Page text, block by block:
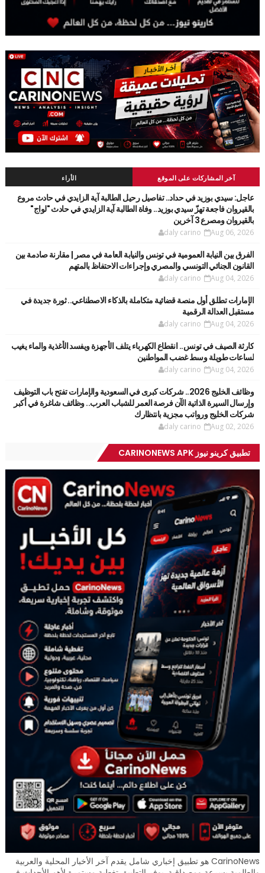
آخر المشاركات على الموقع الأراء
عاجل: سيدي بوزيد في حداد.. تفاصيل رحيل الطالبة آية الزايدي في حادث مروع
بالقيروان فاجعة تهزّ سيدي بوزيد.. وفاة الطالبة آية الزايدي في حادث "لواج"
بالقيروان ومصرع 3 آخرين
daly carino Aug 06, 2026
الفرق بين النيابة العمومية في تونس والنيابة العامة في مصر | مقارنة صادمة بين
القانون الجنائي التونسي والمصري وإجراءات الاحتفاظ بالمتهم
daly carino Aug 04, 2026
الإمارات تطلق أول منصة قضائية متكاملة بالذكاء الاصطناعي.. ثورة جديدة في
مستقبل العدالة الرقمية
daly carino Aug 04, 2026
كارثة الصيف في تونس.. انقطاع الكهرباء يتلف الأجهزة ويفسد الأغذية والماء يغيب
لساعات طويلة وسط غضب المواطنين
daly carino Aug 04, 2026
وظائف الخليج 2026.. شركات كبرى في السعودية والإمارات تفتح باب التوظيف
وإرسال السيرة الذاتية الآن فرصة العمر للشباب العرب.. وظائف شاغرة في أكبر
شركات الخليج ورواتب مجزية بانتظارك
daly carino Aug 02, 2026
تطبيق كرينو نيوز CARINONEWS APK
CarinoNews هو تطبيق إخباري شامل يقدم آخر الأخبار المحلية والعربية